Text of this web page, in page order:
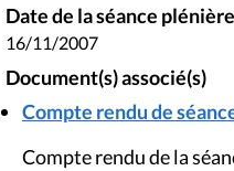
Date de la séance
16/11/2007
Document(s) associé(s)
Compte rendu de
Compte rendu de la